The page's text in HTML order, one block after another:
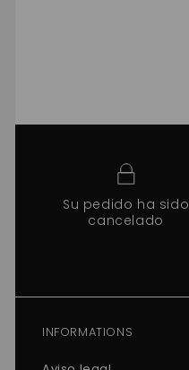
Su pedido ha sido
cancelado
INFORMATIONS